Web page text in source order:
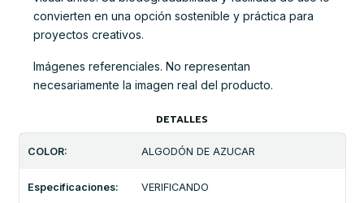
convierten en una opción sostenible y práctica para
proyectos creativos.
Imágenes referenciales. No representan
necesariamente la imagen real del producto.
DETALLES
COLOR: ALGODÓN DE AZUCAR
Especificaciones: VERIFICANDO